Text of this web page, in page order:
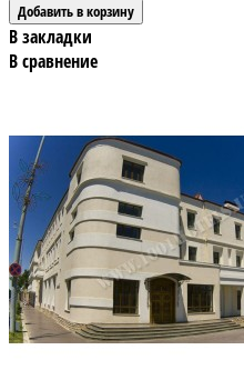
В закладки
В сравнение